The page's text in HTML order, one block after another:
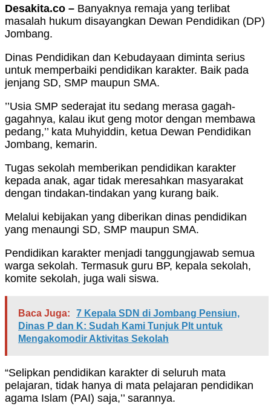
Desakita.co – Banyaknya remaja yang terlibat
masalah hukum disayangkan Dewan Pendidikan (DP)
Jombang.
Dinas Pendidikan dan Kebudayaan diminta serius
untuk memperbaiki pendidikan karakter. Baik pada
jenjang SD, SMP maupun SMA.
’’Usia SMP sederajat itu sedang merasa gagah-
gagahnya, kalau ikut geng motor dengan membawa
pedang,’’ kata Muhyiddin, ketua Dewan Pendidikan
Jombang, kemarin.
Tugas sekolah memberikan pendidikan karakter
kepada anak, agar tidak meresahkan masyarakat
dengan tindakan-tindakan yang kurang baik.
Melalui kebijakan yang diberikan dinas pendidikan
yang menaungi SD, SMP maupun SMA.
Pendidikan karakter menjadi tanggungjawab semua
warga sekolah. Termasuk guru BP, kepala sekolah,
komite sekolah, juga wali siswa.
Baca Juga:
7 Kepala SDN di Jombang Pensiun,
Dinas P dan K: Sudah Kami Tunjuk Plt untuk
Mengakomodir Aktivitas Sekolah
“Selipkan pendidikan karakter di seluruh mata
pelajaran, tidak hanya di mata pelajaran pendidikan
agama Islam (PAI) saja,’’ sarannya.